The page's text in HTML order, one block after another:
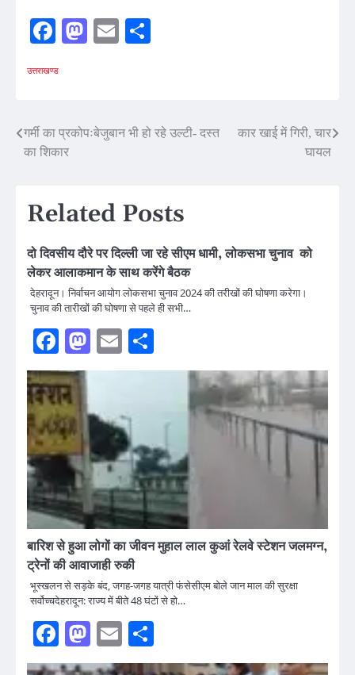
Facebook
Mastodon
Email
उत्तराखण्ड
Post
गर्मी का प्रकोपःबेजुबान भी हो रहे उल्टी- दस्त
का शिकार
कार खाई में गिरी, चार
घायल
Related Posts
दो दिवसीय दौरे पर दिल्ली जा रहे सीएम धामी, लोकसभा चुनाव को
लेकर आलाकमान के साथ करेंगे बैठक
देहरादून। निर्वाचन आयोग लोकसभा चुनाव 2024 की तरीखों की घोषणा करेगा।
चुनाव की तारीखों की घोषणा से पहले ही सभी…
Facebook
Mastodon
Email
बारिश से हुआ लोगों का जीवन मुहाल लाल कुआं रेलवे स्टेशन जलमग्न,
ट्रेनों की आवाजाही रुकी
भूस्खलन से सड़के बंद, जगह-जगह यात्री फंसेसीएम बोले जान माल की सुरक्षा
सर्वोच्चदेहरादून: राज्य में बीते 48 घंटों से हो…
Facebook
Mastodon
Email